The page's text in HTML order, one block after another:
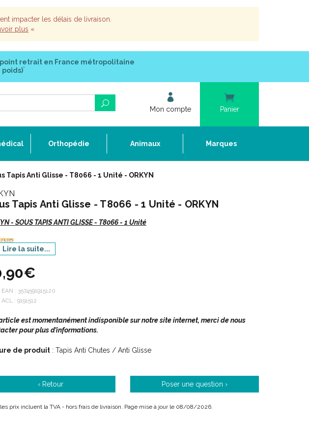
impacter les délais de livraison.
plus «
retrait en France métropolitaine
poids)*
Mon compte Panier
Orthopédie Animaux Marques
Tapis Anti Glisse - T8066 - 1 Unité - ORKYN
Tapis Anti Glisse - T8066 - 1 Unité - ORKYN
- SOUS TAPIS ANTI GLISSE - T8066 - 1 Unité
NR
tapis antiglisse est étudié pour permettre aux tapis de bain, tapis de sol
ne plus glisser : permet de sécuriser les déplacements à l' intérieur de la
Matériau découpable.
Lire la suite...
: 3574591915120
: 9191512
est momentanément indisponible sur notre site internet, merci de nous
pour plus d’informations.
de produit : Tapis Anti Chutes / Anti Glisse
‹ Retour Poser une question ›
prix incluent la TVA - hors frais de livraison. Page mise à jour le 08/08/2026.